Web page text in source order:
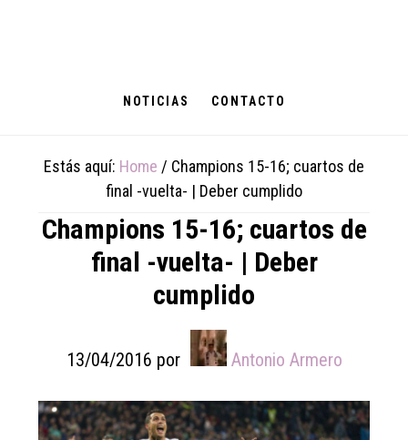
NOTICIAS CONTACTO
Estás aquí: Home / Champions 15-16; cuartos de
final -vuelta- | Deber cumplido
Champions 15-16; cuartos de
final -vuelta- | Deber
cumplido
13/04/2016 por Antonio Armero